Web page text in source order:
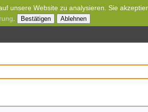
unsere Website zu analysieren. Sie
Bestätigen Ablehnen